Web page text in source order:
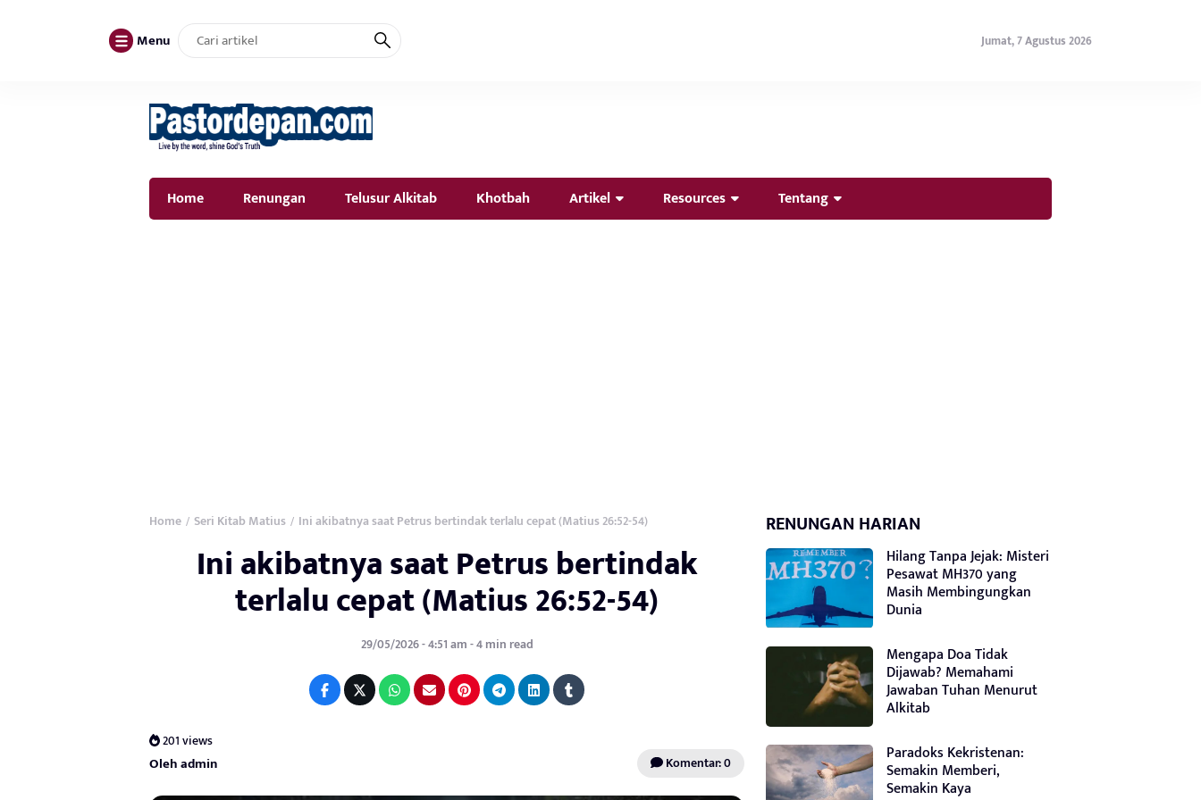
Menu Jumat, 7 Agustus 2026
Home Renungan Telusur Alkitab Khotbah Artikel Resources Tentang
Home / Seri Kitab Matius / Ini akibatnya saat Petrus bertindak terlalu cepat (Matius 26:52-54)
Ini akibatnya saat Petrus bertindak
terlalu cepat (Matius 26:52-54)
29/05/2026 - 4:51 am - 4 min read
201 views
Oleh admin Komentar: 0
RENUNGAN HARIAN
Hilang Tanpa Jejak: Misteri
Pesawat MH370 yang
Masih Membingungkan
Dunia
Mengapa Doa Tidak
Dijawab? Memahami
Jawaban Tuhan Menurut
Alkitab
Paradoks Kekristenan:
Semakin Memberi,
Semakin Kaya